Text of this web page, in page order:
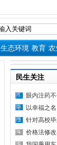
生态环境 教育 农
民生关注
眼内注药
以幸福之
针对高校
价格法修